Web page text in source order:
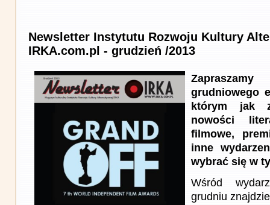
Newsletter Instytutu Rozwoju Kultury
IRKA.com.pl - grudzień /2013
grudniowego
którym jak
nowości
filmowe,
inne
wybrać się w
Wśród
grudniu